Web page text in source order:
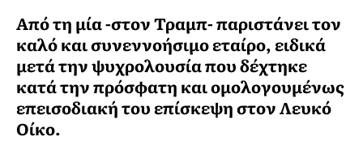
Από τη μία -στον Τραμπ- παριστάνει τον
καλό και συνεννοήσιμο εταίρο, ειδικά
μετά την ψυχρολουσία που δέχτηκε
κατά την πρόσφατη και ομολογουμένως
επεισοδιακή του επίσκεψη στον Λευκό
Οίκο.